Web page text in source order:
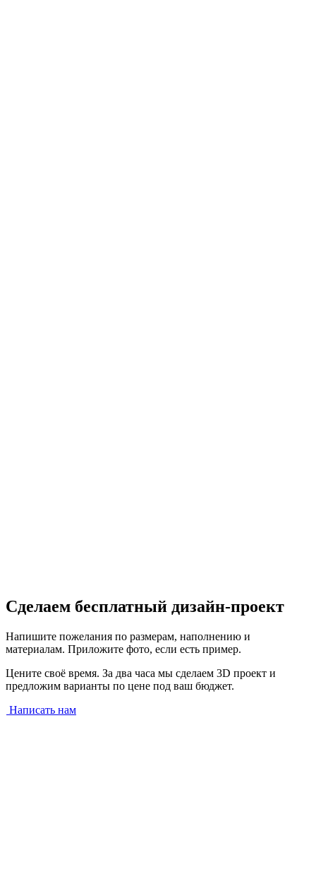
Сделаем бесплатный дизайн-проект
Напишите пожелания по размерам, наполнению и
материалам. Приложите фото, если есть пример.
Цените своё время. За два часа мы сделаем 3D проект и
предложим варианты по цене под ваш бюджет.
Написать нам